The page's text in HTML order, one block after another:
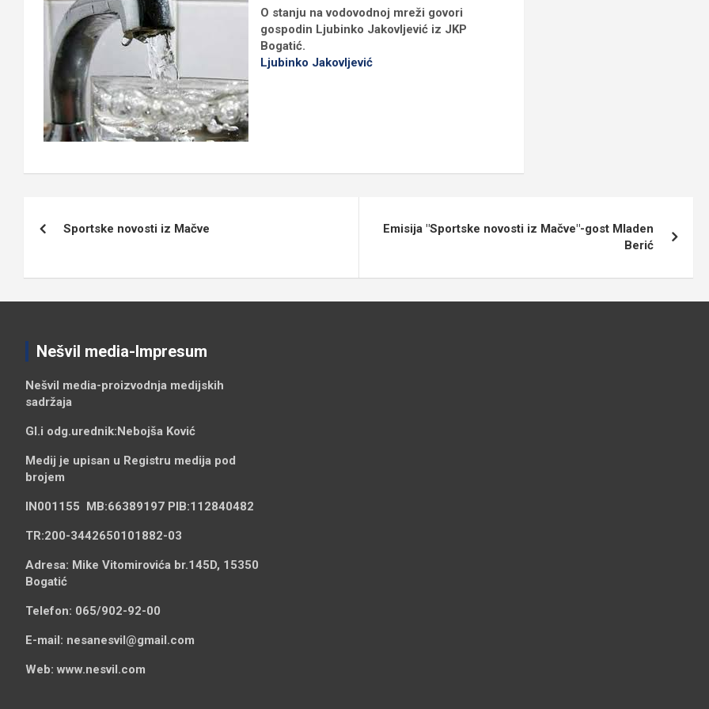
O stanju na vodovodnoj mreži govori
gospodin Ljubinko Jakovljević iz JKP
Bogatić.
Ljubinko Jakovljević
чланка
Sportske novosti iz Mačve
Emisija "Sportske novosti iz Mačve"-gost Mladen
Berić
Nešvil media-Impresum
Nešvil media-proizvodnja medijskih
sadržaja
Gl.i odg.urednik:Nebojša Ković
Medij je upisan u Registru medija pod
brojem
IN001155 MB:66389197 PIB:112840482
TR:200-3442650101882-03
Adresa: Mike Vitomirovića br.145D, 15350
Bogatić
Telefon: 065/902-92-00
E-mail: nesanesvil@gmail.com
Web: www.nesvil.com